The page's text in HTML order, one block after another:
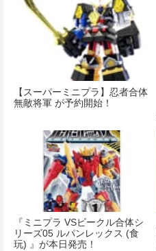
【スーパーミニプラ】忍者合体
無敵将軍 が予約開始！
『ミニプラ VSビークル合体シ
リーズ05 ルパンレックス (食
玩) 』が本日発売！